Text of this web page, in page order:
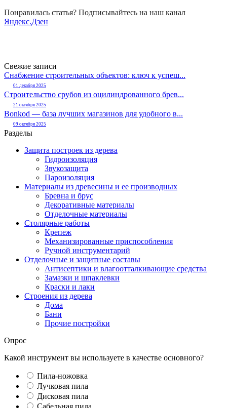
Понравилась статья? Подписывайтесь на наш канал
Яндекс.Дзен
Свежие записи
Снабжение строительных объектов: ключ к успеш...
01 декабря 2025
Строительство срубов из оцилиндрованного брев...
21 октября 2025
Bonkod — база лучших магазинов для удобного в...
09 октября 2025
Разделы
Защита построек из дерева
Гидроизоляция
Звукозащита
Пароизоляция
Материалы из древесины и ее производных
Бревна и брус
Декоративные материалы
Отделочные материалы
Столярные работы
Крепеж
Механизированные приспособления
Ручной инструментарий
Отделочные и защитные составы
Антисептики и влагоотталкивающие средства
Замазки и шпаклевки
Краски и лаки
Строения из дерева
Дома
Бани
Прочие постройки
Опрос
Какой инструмент вы используете в качестве основного?
Пила-ножовка
Лучковая пила
Дисковая пила
Сабельная пила